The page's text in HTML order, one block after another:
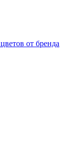
от бренда